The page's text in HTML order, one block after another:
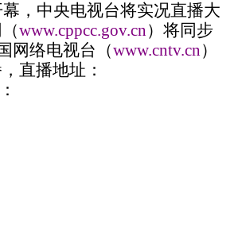
， 中央电视台将实况直播大
www.cppcc.gov.cn）将同步
网络电视台（www.cntv.cn）
直播地址：